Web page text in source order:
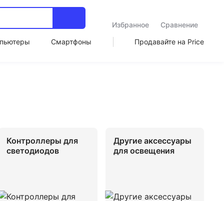
Избранное
Сравнение
Смартфоны Продавайте на Price
Контроллеры для
светодиодов
Другие аксессуары
для освещения